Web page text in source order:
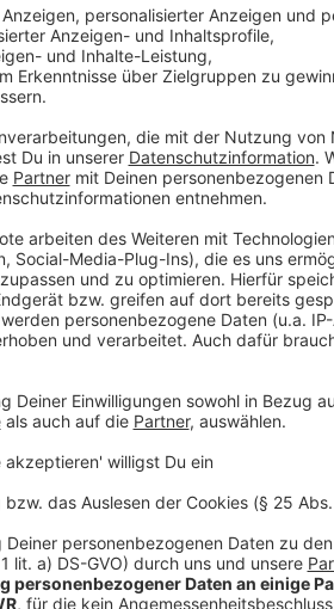
Anzeige
4. Ziele verschriftlichen
Anzeige
Sobald ihr eure Liste mit konkreten
Neujahrsvorsätzegut sichtbar zu
recht wenig, wenn sie schon nach
dem Auge aus dem Sinn" im Alltag in
die Zimmertüre oder verwendet sie am
Eine beliebte Art, sich seine Ziele zu
Visionboards.
Anzeige
©STGZ. | AdobeStock_1139211563
Neujahrsvorsätze / Visionboard
Anzeige